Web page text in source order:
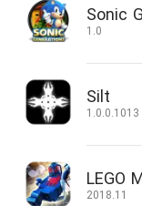
Sonic
1.0
Silt
1.0.0.1013
LEGO
2018.11